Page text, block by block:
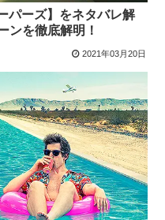
パーズ】をネタバレ解
ンを徹底解明！
2021年03月20日